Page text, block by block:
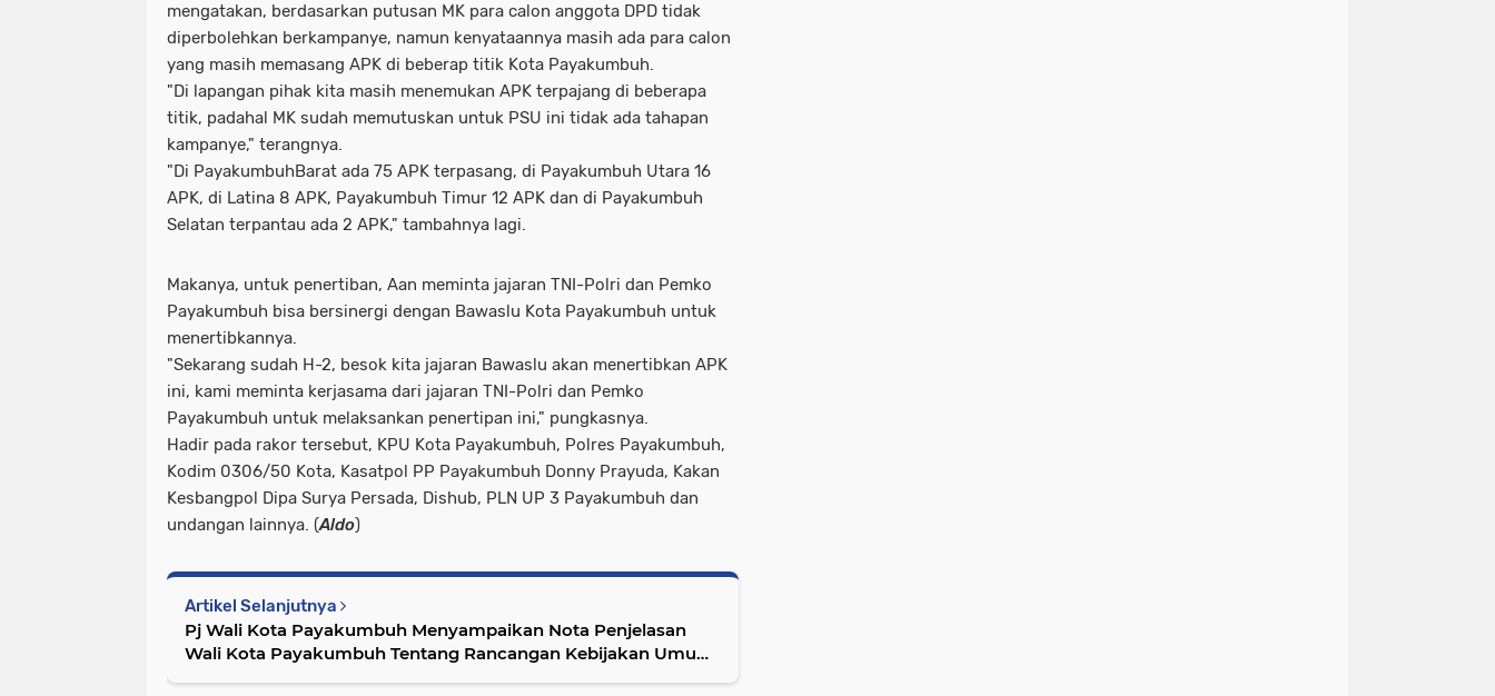
mengatakan, berdasarkan putusan MK para calon anggota DPD tidak
diperbolehkan berkampanye, namun kenyataannya masih ada para calon
yang masih memasang APK di beberap titik Kota Payakumbuh.
"Di lapangan pihak kita masih menemukan APK terpajang di beberapa
titik, padahal MK sudah memutuskan untuk PSU ini tidak ada tahapan
kampanye," terangnya.
"Di PayakumbuhBarat ada 75 APK terpasang, di Payakumbuh Utara 16
APK, di Latina 8 APK, Payakumbuh Timur 12 APK dan di Payakumbuh
Selatan terpantau ada 2 APK," tambahnya lagi.
Makanya, untuk penertiban, Aan meminta jajaran TNI-Polri dan Pemko
Payakumbuh bisa bersinergi dengan Bawaslu Kota Payakumbuh untuk
menertibkannya.
"Sekarang sudah H-2, besok kita jajaran Bawaslu akan menertibkan APK
ini, kami meminta kerjasama dari jajaran TNI-Polri dan Pemko
Payakumbuh untuk melaksankan penertipan ini," pungkasnya.
Hadir pada rakor tersebut, KPU Kota Payakumbuh, Polres Payakumbuh,
Kodim 0306/50 Kota, Kasatpol PP Payakumbuh Donny Prayuda, Kakan
Kesbangpol Dipa Surya Persada, Dishub, PLN UP 3 Payakumbuh dan
undangan lainnya. (Aldo)
Artikel Selanjutnya
Pj Wali Kota Payakumbuh Menyampaikan Nota Penjelasan
Wali Kota Payakumbuh Tentang Rancangan Kebijakan Umum